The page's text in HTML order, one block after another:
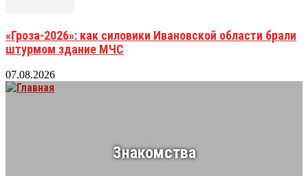
«Гроза-2026»: как силовики Ивановской области брали
штурмом здание МЧС
07.08.2026
Знакомства